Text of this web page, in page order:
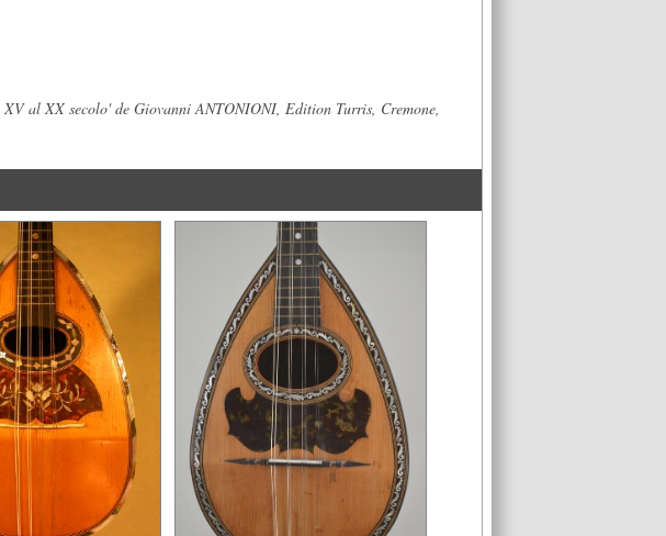
al XX secolo' de Giovanni ANTONIONI, Edition Turris, Cremone,